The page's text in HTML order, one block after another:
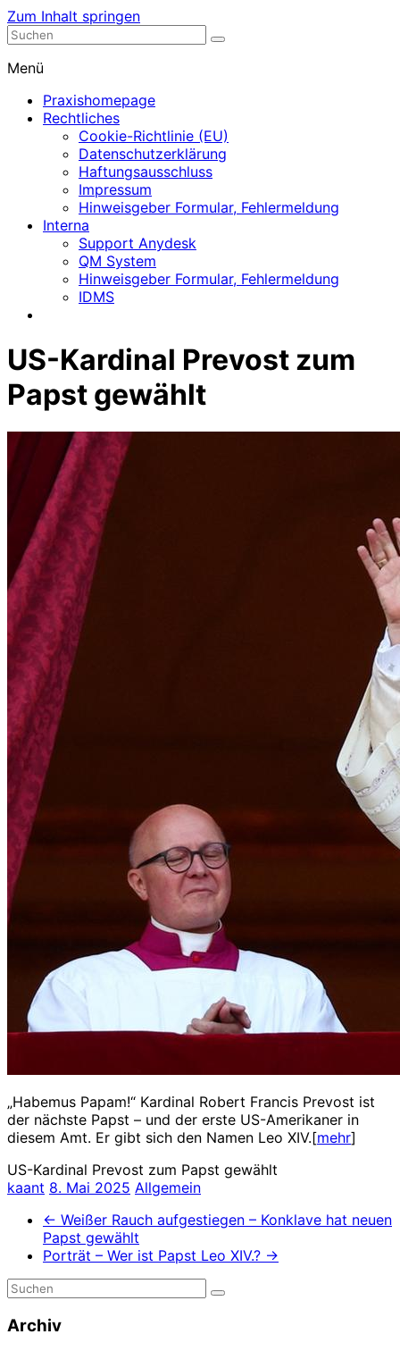
Zum Inhalt springen
Nephrologische Praxis mit Dialyse
Menü
Praxishomepage
Rechtliches
Cookie-Richtlinie (EU)
Datenschutzerklärung
Haftungsausschluss
Impressum
Hinweisgeber Formular, Fehlermeldung
Interna
Support Anydesk
QM System
Hinweisgeber Formular, Fehlermeldung
IDMS
US-Kardinal Prevost zum
Papst gewählt
„Habemus Papam!“ Kardinal Robert Francis Prevost ist
der nächste Papst – und der erste US-Amerikaner in
diesem Amt. Er gibt sich den Namen Leo XIV.[mehr]
US-Kardinal Prevost zum Papst gewählt
kaant 8. Mai 2025 Allgemein
← Weißer Rauch aufgestiegen – Konklave hat neuen
Papst gewählt
Porträt – Wer ist Papst Leo XIV.? →
Archiv